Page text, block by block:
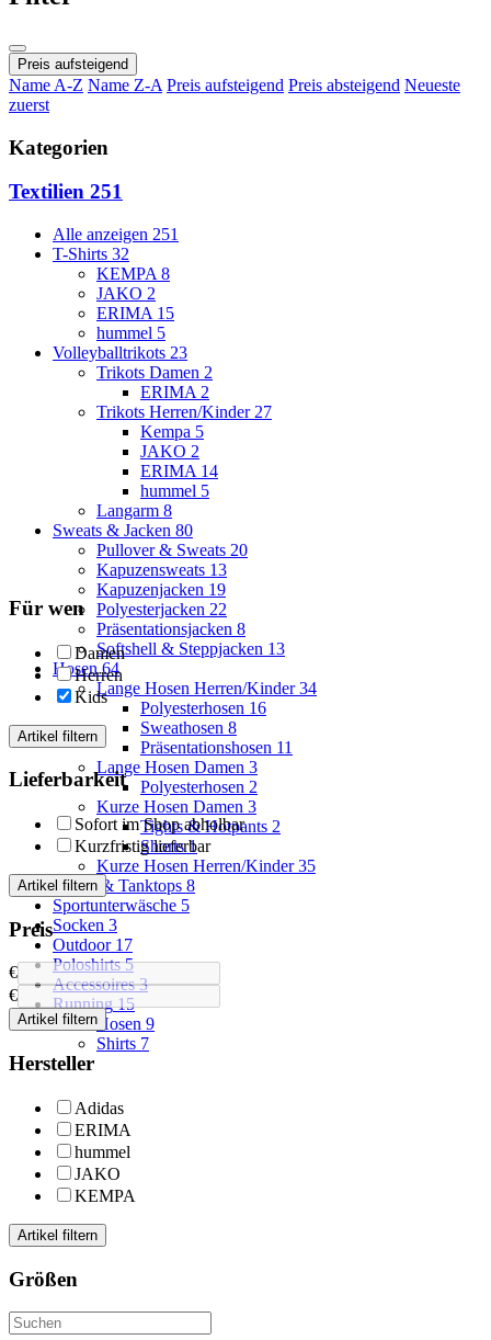
Preis aufsteigend
Name A-Z Name Z-A Preis aufsteigend Preis absteigend Neueste
zuerst
Kategorien
Textilien 251
Alle anzeigen 251
T-Shirts 32
KEMPA 8
JAKO 2
ERIMA 15
hummel 5
Volleyballtrikots 23
Trikots Damen 2
ERIMA 2
Trikots Herren/Kinder 27
Kempa 5
JAKO 2
ERIMA 14
hummel 5
Langarm 8
Sweats & Jacken 80
Pullover & Sweats 20
Kapuzensweats 13
Kapuzenjacken 19
Polyesterjacken 22
Präsentationsjacken 8
Softshell & Steppjacken 13
Hosen 64
Lange Hosen Herren/Kinder 34
Polyesterhosen 16
Sweathosen 8
Präsentationshosen 11
Lange Hosen Damen 3
Polyesterhosen 2
Kurze Hosen Damen 3
Tights & Hotpants 2
Shorts 1
Kurze Hosen Herren/Kinder 35
Beach & Tanktops 8
Sportunterwäsche 5
Socken 3
Outdoor 17
Poloshirts 5
Accessoires 3
Running 15
Hosen 9
Shirts 7
Für wen
Damen
Herren
Kids
Artikel filtern
Lieferbarkeit
Sofort im Shop abholbar
Kurzfristig lieferbar
Artikel filtern
Preis
€
€
Artikel filtern
Hersteller
Adidas
ERIMA
hummel
JAKO
KEMPA
Artikel filtern
Größen